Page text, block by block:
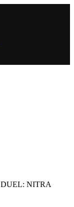
NITRA